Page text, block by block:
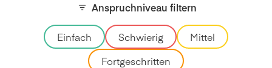
Anspruchniveau filtern
Einfach Schwierig
Mittel
Fortgeschritten